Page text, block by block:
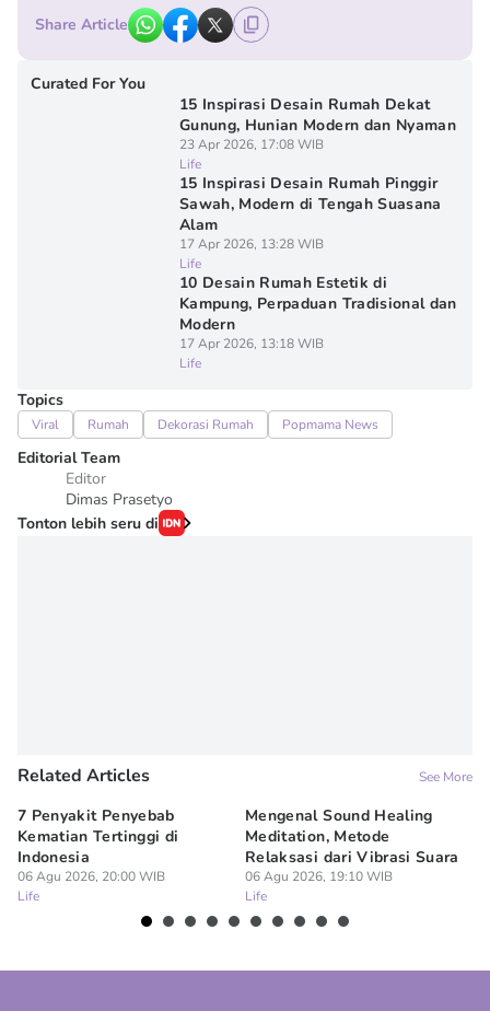
Share Article
Curated For You
15 Inspirasi Desain Rumah Dekat
Gunung, Hunian Modern dan Nyaman
23 Apr 2026, 17:08 WIB
Life
15 Inspirasi Desain Rumah Pinggir
Sawah, Modern di Tengah Suasana
Alam
17 Apr 2026, 13:28 WIB
Life
10 Desain Rumah Estetik di
Kampung, Perpaduan Tradisional dan
Modern
17 Apr 2026, 13:18 WIB
Life
Topics
Viral Rumah Dekorasi Rumah Popmama News
Editorial Team
Editor
Dimas Prasetyo
Tonton lebih seru di
Related Articles See More
7 Penyakit Penyebab
Kematian Tertinggi di
Indonesia
06 Agu 2026, 20:00 WIB
Life
Mengenal Sound Healing
Meditation, Metode
Relaksasi dari Vibrasi Suara
06 Agu 2026, 19:10 WIB
Life